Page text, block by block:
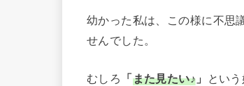
幼かった私は、この様に不思
せんでした。
むしろ 「また見たい♪ 」 とい